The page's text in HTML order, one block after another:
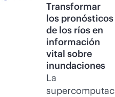
Transformar
los pronósticos
de los ríos en
información
vital sobre
inundaciones
La
supercomputac